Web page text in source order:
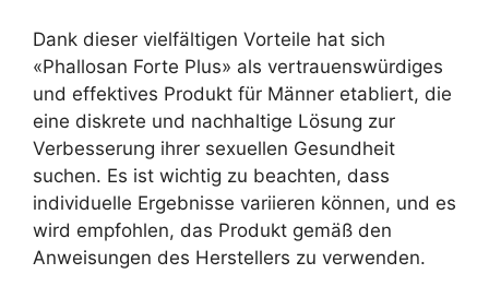
Dank dieser vielfältigen Vorteile hat sich
«Phallosan Forte Plus» als vertrauenswürdiges
und effektives Produkt für Männer etabliert, die
eine diskrete und nachhaltige Lösung zur
Verbesserung ihrer sexuellen Gesundheit
suchen. Es ist wichtig zu beachten, dass
individuelle Ergebnisse variieren können, und es
wird empfohlen, das Produkt gemäß den
Anweisungen des Herstellers zu verwenden.